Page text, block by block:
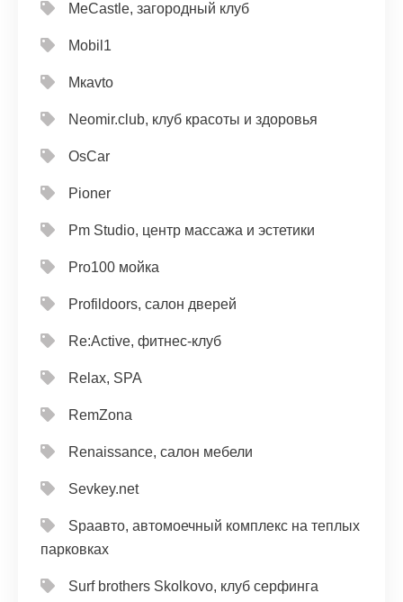
MeCastle, загородный клуб
Mobil1
Mкavto
Neomir.club, клуб красоты и здоровья
OsCar
Pioner
Pm Studio, центр массажа и эстетики
Pro100 мойка
Profildoors, салон дверей
Re:Active, фитнес-клуб
Relax, SPA
RemZona
Renaissance, салон мебели
Sevkey.net
Spaавто, автомоечный комплекс на теплых
парковках
Surf brothers Skolkovo, клуб серфинга